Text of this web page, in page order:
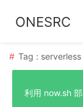
ONESRC
Tag : serverless
利用 now.sh